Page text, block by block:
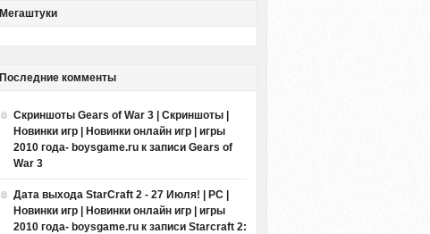
Мегаштуки
Последние комменты
Скриншоты Gears of War 3 | Скриншоты |
Новинки игр | Новинки онлайн игр | игры
2010 года- boysgame.ru к записи Gears of
War 3
Дата выхода StarCraft 2 - 27 Июля! | PC |
Новинки игр | Новинки онлайн игр | игры
2010 года- boysgame.ru к записи Starcraft 2: